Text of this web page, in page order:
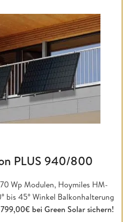
PLUS 940/800
Wp Modulen, Hoymiles HM-
bis 45° Winkel Balkonhalterung
bei Green Solar sichern!